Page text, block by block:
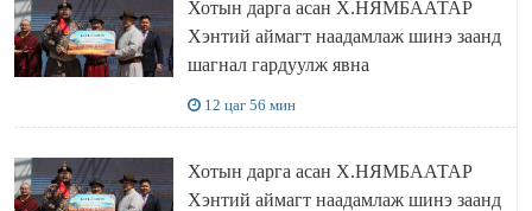
Хотын дарга асан Х.НЯМБААТАР
Хэнтий аймагт наадамлаж шинэ заанд
шагнал гардуулж явна
12 цаг 56 мин
Хотын дарга асан Х.НЯМБААТАР
Хэнтий аймагт наадамлаж шинэ заанд